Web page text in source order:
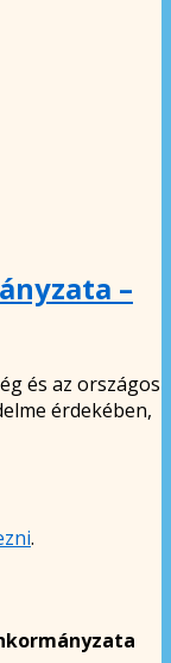
–
és az országos
érdekében,
.